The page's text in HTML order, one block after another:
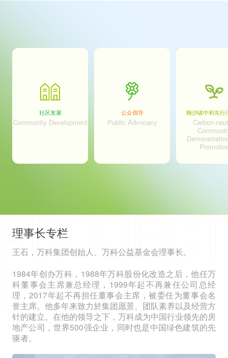
社区发展
Community Development
公众倡导
Public Advocacy
梅沙碳中和先行
Carbon-
理事长专栏
王石，万科集团创始人、万科公益基金会理事长。
1984年创办万科，1988年万科股份化改造之后，他任万
科董事会主席兼总经理，1999年起不再兼任公司总经
理，2017年起不再担任董事会主席，被委任为董事会名
誉主席。他多年来致力於集团愿景、团队素养以及经营方
针的建立。在他的领导之下，万科成为中国行业领先的房
地产公司，世界500强企业，同时也是中国绿色建筑的先
驱者。